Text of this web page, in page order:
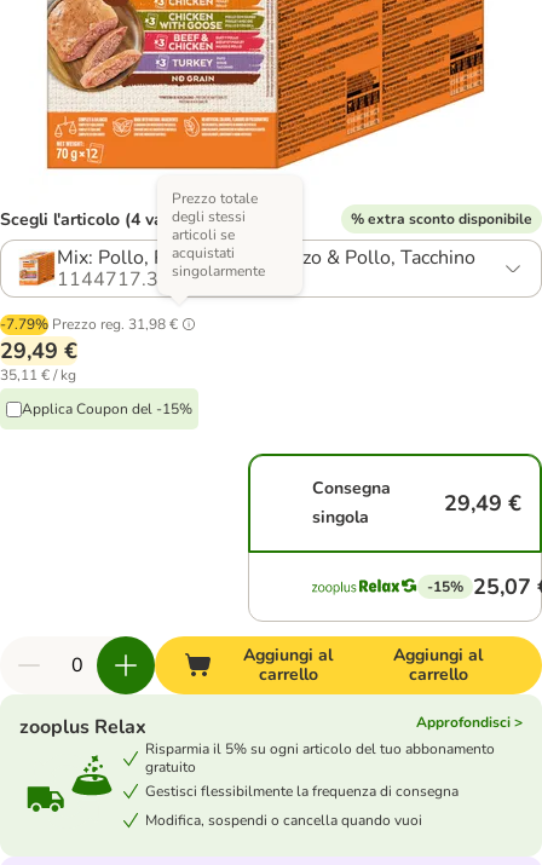
Scegli l'articolo (4 varianti) % extra sconto disponibile
Mix: Pollo, Pollo & Oca, Manzo & Pollo, Tacchino
1144717.3
-7.79% Prezzo reg. 31,98 €
Prezzo totale
degli stessi
articoli se
acquistati
singolarmente
29,49 €
35,11 € / kg
Applica Coupon del -15%
Consegna
singola
29,49 €
-15% 25,07
Aggiungi al
carrello
Aggiungi al
carrello
zooplus Relax
Approfondisci >
Risparmia il 5% su ogni articolo del tuo abbonamento
gratuito
Gestisci flessibilmente la frequenza di consegna
Modifica, sospendi o cancella quando vuoi